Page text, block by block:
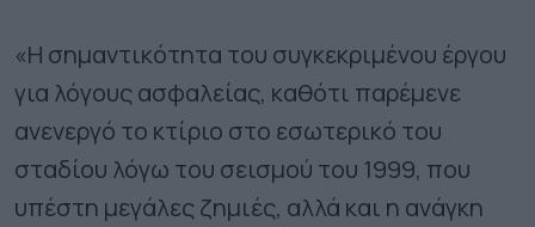
«Η σημαντικότητα του συγκεκριμένου έργου
για λόγους ασφαλείας, καθότι παρέμενε
ανενεργό το κτίριο στο εσωτερικό του
σταδίου λόγω του σεισμού του 1999, που
υπέστη μεγάλες ζημιές, αλλά και η ανάγκη